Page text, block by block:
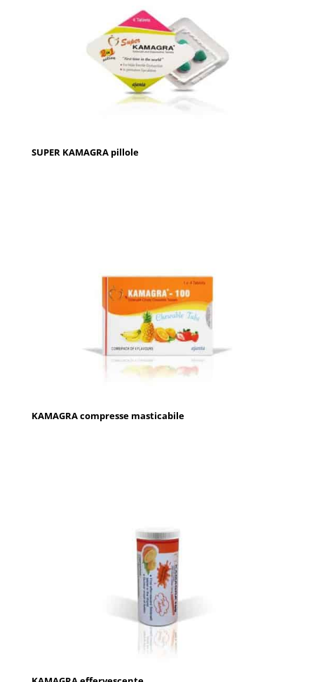
SUPER KAMAGRA pillole
KAMAGRA compresse masticabile